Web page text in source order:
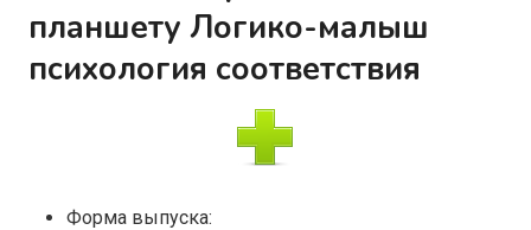
планшету Логико-малыш
психология соответствия
Форма выпуска: